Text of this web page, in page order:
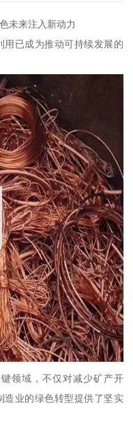
未来注入新动力
用已成为推动可持续发展的
领域，不仅对减少矿产开
造业的绿色转型提供了坚实